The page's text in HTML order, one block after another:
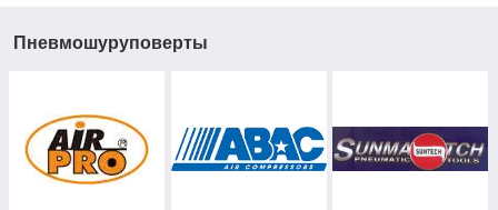
Пневмошуруповерты